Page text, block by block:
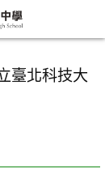
臺北科技大